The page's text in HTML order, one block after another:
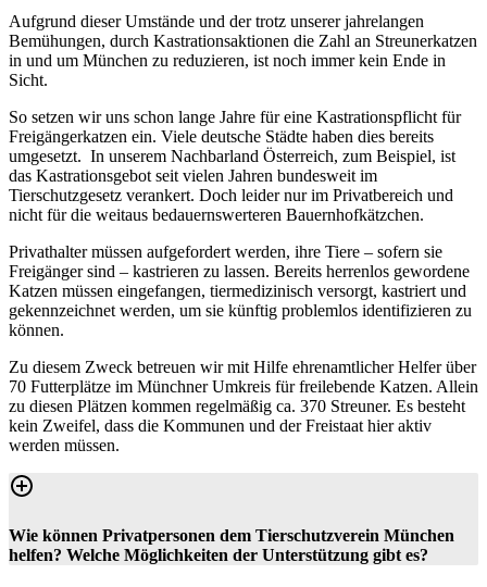
Aufgrund dieser Umstände und der trotz unserer jahrelangen
Bemühungen, durch Kastrationsaktionen die Zahl an Streunerkatzen
in und um München zu reduzieren, ist noch immer kein Ende in
Sicht.
So setzen wir uns schon lange Jahre für eine Kastrationspflicht für
Freigängerkatzen ein. Viele deutsche Städte haben dies bereits
umgesetzt. In unserem Nachbarland Österreich, zum Beispiel, ist
das Kastrationsgebot seit vielen Jahren bundesweit im
Tierschutzgesetz verankert. Doch leider nur im Privatbereich und
nicht für die weitaus bedauernswerteren Bauernhofkätzchen.
Privathalter müssen aufgefordert werden, ihre Tiere – sofern sie
Freigänger sind – kastrieren zu lassen. Bereits herrenlos gewordene
Katzen müssen eingefangen, tiermedizinisch versorgt, kastriert und
gekennzeichnet werden, um sie künftig problemlos identifizieren zu
können.
Zu diesem Zweck betreuen wir mit Hilfe ehrenamtlicher Helfer über
70 Futterplätze im Münchner Umkreis für freilebende Katzen. Allein
zu diesen Plätzen kommen regelmäßig ca. 370 Streuner. Es besteht
kein Zweifel, dass die Kommunen und der Freistaat hier aktiv
werden müssen.
Wie können Privatpersonen dem Tierschutzverein München
helfen? Welche Möglichkeiten der Unterstützung gibt es?